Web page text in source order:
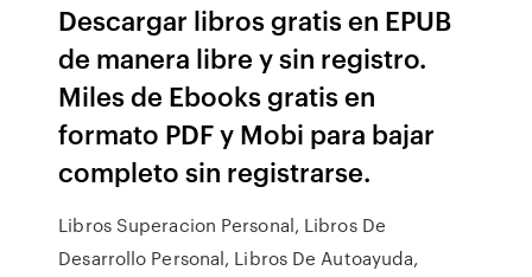
Descargar libros gratis en EPUB
de manera libre y sin registro.
Miles de Ebooks gratis en
formato PDF y Mobi para bajar
completo sin registrarse.
Libros Superacion Personal, Libros De
Desarrollo Personal, Libros De Autoayuda,